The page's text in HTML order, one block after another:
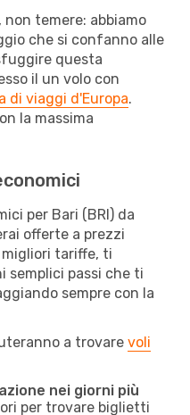
temere: abbiamo
che si confanno alle
questa
il un volo con
di viaggi d'Europa.
la massima
per Bari (BRI) da
offerte a prezzi
tariffe, ti
semplici passi che ti
sempre con la
a trovare voli
nei giorni più
per trovare biglietti